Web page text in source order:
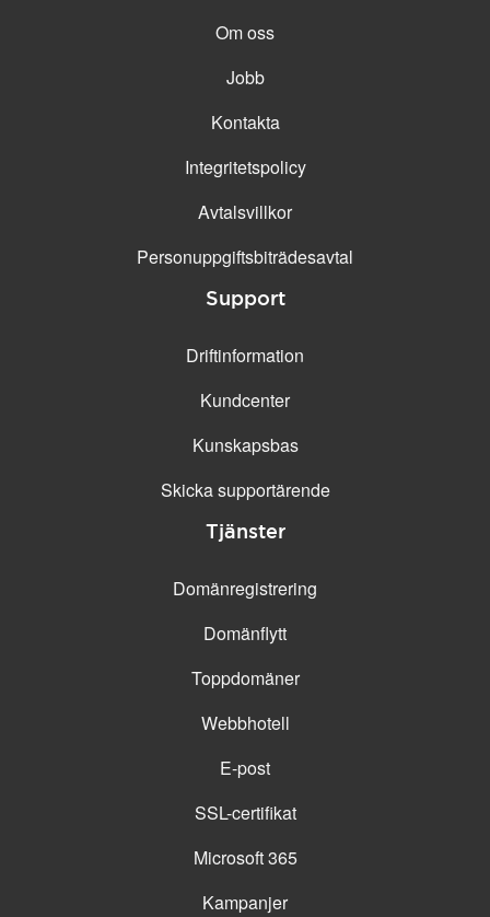
Om oss
Jobb
Kontakta
Integritetspolicy
Avtalsvillkor
Personuppgifts­biträdesavtal
Support
Driftinformation
Kundcenter
Kunskapsbas
Skicka supportärende
Tjänster
Domänregistrering
Domänflytt
Toppdomäner
Webbhotell
E-post
SSL-certifikat
Microsoft 365
Kampanjer